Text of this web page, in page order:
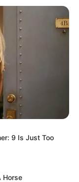
9 Is Just Too
Horse